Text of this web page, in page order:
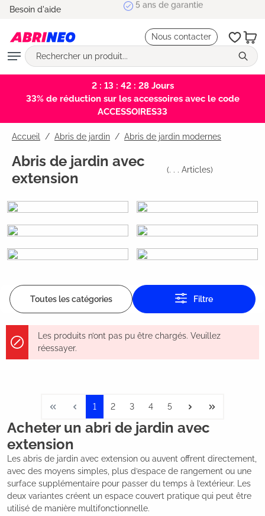
principal
Besoin d'aide 5 ans de garantie
Nous contacter
2 : 13 : 42 : 28Jours
33% de réduction sur les accessoires avec le code
ACCESSOIRES33
Accueil Abris de jardin / Abris de jardin modernes
Abris de jardin avec
extension
(. . . Articles)
Toutes les catégories Filtre
Les produits n’ont pas pu être chargés. Veuillez
réessayer.
1 2 3 4 5
Acheter un abri de jardin avec
extension
Les abris de jardin avec extension ou auvent offrent directement,
avec des moyens simples, plus d’espace de rangement ou une
surface supplémentaire pour passer du temps à l’extérieur. Les
deux variantes créent un espace couvert pratique qui peut être
utilisé de manière multifonctionnelle.